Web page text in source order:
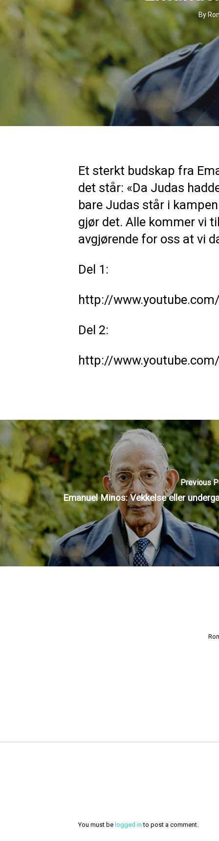
By
Et sterkt budskap fra
det står: «Da Judas
bare Judas står i
gjør det. Alle kommer vi
avgjørende for oss at vi
Del 1:
http://
Del 2:
http://
Previous
Emanuel Minos: Vekkelse eller
You must be logged in to post a comment.